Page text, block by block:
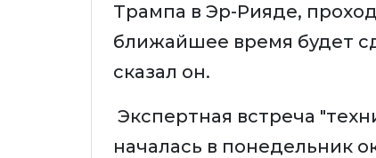
Трампа в Эр-Рияде,
ближайшее время будет
сказал он.
Экспертная встреча
началась в понедельник